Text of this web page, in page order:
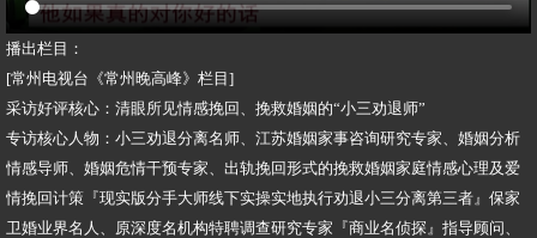
播出栏目：
[常州电视台《常州晚高峰》栏目]
采访好评核心：清眼所见情感挽回、挽救婚姻的“小三劝退师”
专访核心人物：小三劝退分离名师、江苏婚姻家事咨询研究专家、婚姻分析
情感导师、婚姻危情干预专家、出轨挽回形式的挽救婚姻家庭情感心理及爱
情挽回计策『现实版分手大师线下实操实地执行劝退小三分离第三者』保家
卫婚业界名人、原深度名机构特聘调查研究专家『商业名侦探』指导顾问、